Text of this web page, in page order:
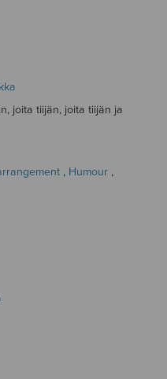
joita tiijän, joita tiijän ja
, Humour ,